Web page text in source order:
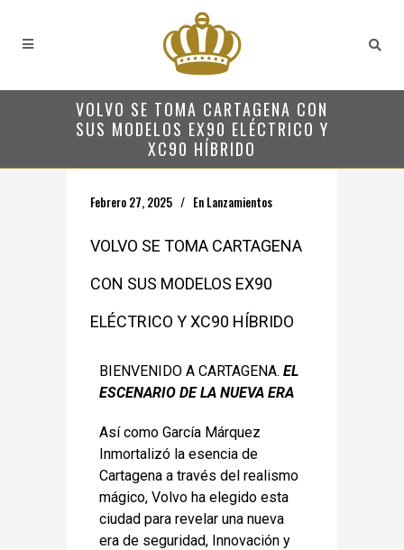
VOLVO SE TOMA CARTAGENA CON
SUS MODELOS EX90 ELÉCTRICO Y
XC90 HÍBRIDO
Febrero 27, 2025 En Lanzamientos
VOLVO SE TOMA CARTAGENA
CON SUS MODELOS EX90
ELÉCTRICO Y XC90 HÍBRIDO
BIENVENIDO A CARTAGENA. EL
ESCENARIO DE LA NUEVA ERA
Así como García Márquez
Inmortalizó la esencia de
Cartagena a través del realismo
mágico, Volvo ha elegido esta
ciudad para revelar una nueva
era de seguridad, Innovación y